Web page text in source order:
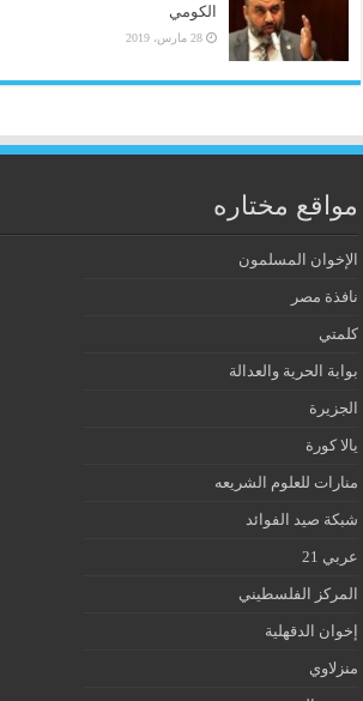
الكومي
28 مارس، 2019
مواقع مختاره
الإخوان المسلمون
نافذة مصر
كلمتي
بوابة الحرية والعدالة
الجزيرة
يالا كورة
منارات للعلوم الشريعه
شبكة صيد الفوائد
عربي 21
المركز الفلسطيني
إخوان الدقهلية
منزلاوي